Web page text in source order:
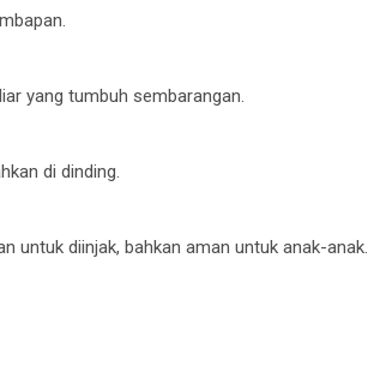
yang tumbuh sembarangan.
di dinding.
untuk diinjak, bahkan aman untuk anak-anak.